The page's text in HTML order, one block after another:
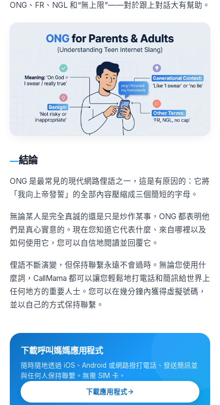
ONG、FR、NGL 和“無上限”——對於跟上對話大有幫助。
結論
ONG 是最常見的現代網路俚語之一，這是有原因的：它將
「我向上帝發誓」的全部內容壓縮成三個簡短的字母。
無論某人是完全真誠的還是只是炒作某事，ONG 都表明他
們是真心實意的。現在您知道它代表什麼、來自哪裡以及
如何使用它，您可以自信地閱讀並回覆它。
俚語不斷演變，但保持聯繫永遠不會過時。無論您使用什
麼詞，CallMama 都可以讓您輕鬆地打電話和簡訊給世界上
任何地方的重要人士。您可以在幾分鐘內獲得虛擬號碼，
並以自己的方式保持聯繫。
下載呼叫媽媽應用程式
隨時隨地透過 iOS、Android 或網路撥打電話、發送簡訊並
與任何人保持聯繫。無需 SIM 卡。
下載應用程式